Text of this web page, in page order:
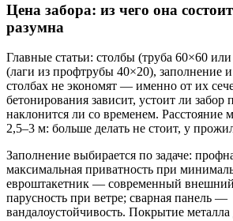
Цена забора: из чего она
разумна
Главные статьи: столбы (труба 60×60
(лаги из профтрубы 40×20), заполнение
столбах не экономят — именно от их
бетонирования зависит, устоит ли забор
наклонится ли со временем.
2,5–3 м: больше делать не стоит, у
Заполнение выбирается по задаче:
максимальная приватность при
евроштакетник — современный
парусность при ветре; сварная панель —
вандалоустойчивость. Покрытие